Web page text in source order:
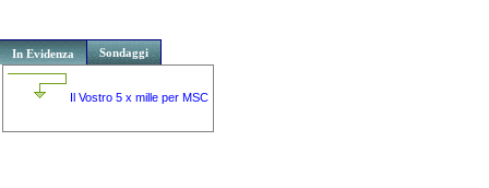
In Evidenza Sondaggi
Il Vostro 5 x mille per MSC